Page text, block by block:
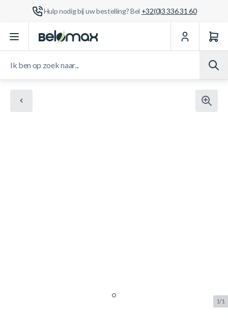
Hulp nodig bij uw bestelling? Bel +32(0)3 336 31 60
Ga naar de inhoud
1/1